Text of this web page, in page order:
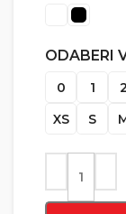
ODABERI
0 1 2
XS
S